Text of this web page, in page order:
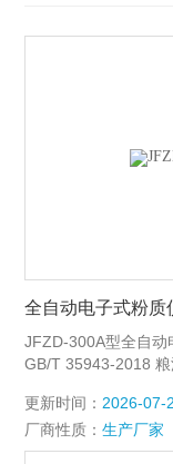
全自动电子式粉质
JFZD-300A型全自动
GB/T 35943-2018
麦粉面团流变学特性
进行小麦粉品质分析
种、制粉企业配麦配
更新时间： 2026-07-
厂商性质：生产厂家